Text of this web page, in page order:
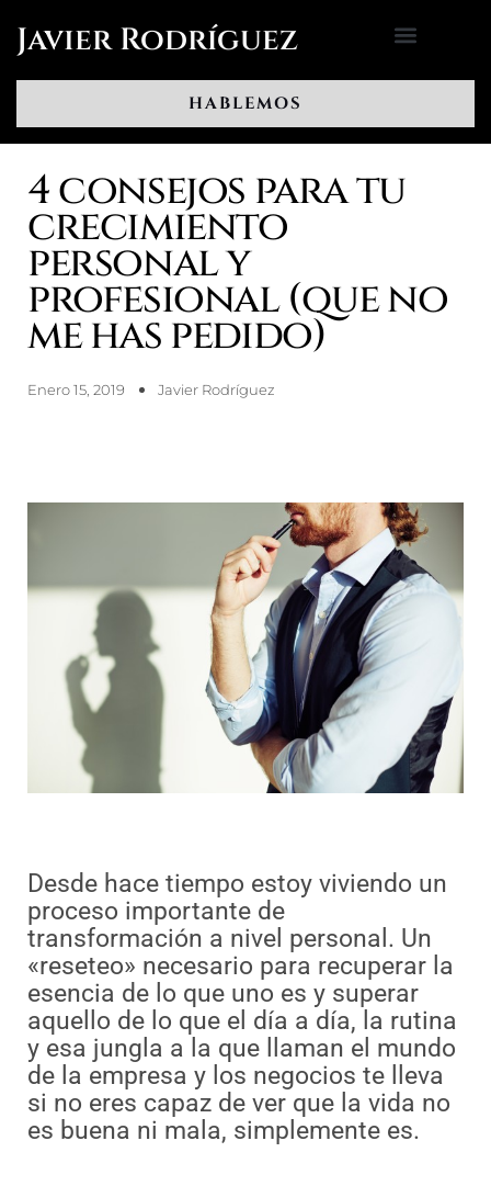
Javier Rodríguez
HABLEMOS
4 consejos para tu
crecimiento
personal y
profesional (que no
me has pedido)
Enero 15, 2019 Javier Rodríguez
Desde hace tiempo estoy viviendo un
proceso importante de
transformación a nivel personal. Un
«reseteo» necesario para recuperar la
esencia de lo que uno es y superar
aquello de lo que el día a día, la rutina
y esa jungla a la que llaman el mundo
de la empresa y los negocios te lleva
si no eres capaz de ver que la vida no
es buena ni mala, simplemente es.